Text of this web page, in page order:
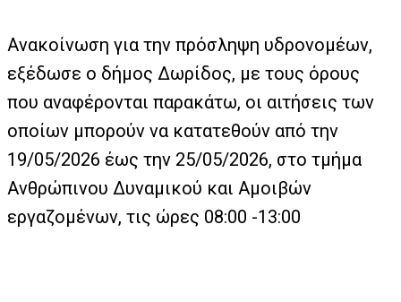
Ανακοίνωση για την πρόσληψη υδρονομέων,
εξέδωσε ο δήμος Δωρίδος, με τους όρους
που αναφέρονται παρακάτω, οι αιτήσεις των
οποίων μπορούν να κατατεθούν από την
19/05/2026 έως την 25/05/2026, στο τμήμα
Ανθρώπινου Δυναμικού και Αμοιβών
εργαζομένων, τις ώρες 08:00 -13:00